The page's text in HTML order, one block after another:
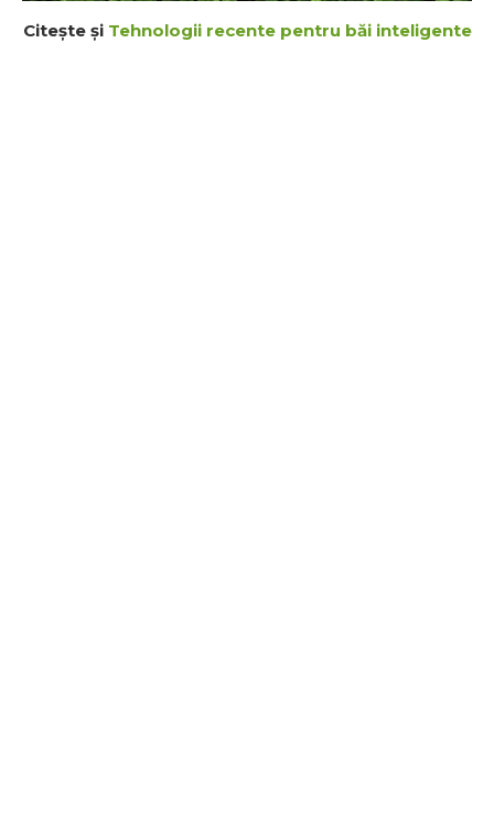
Citește și Tehnologii recente pentru băi inteligente